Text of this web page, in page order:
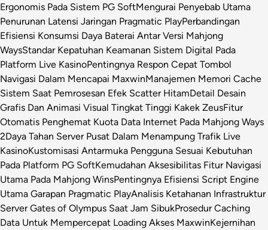
Ergonomis Pada Sistem PG SoftMengurai Penyebab Utama
Penurunan Latensi Jaringan Pragmatic PlayPerbandingan
Efisiensi Konsumsi Daya Baterai Antar Versi Mahjong
WaysStandar Kepatuhan Keamanan Sistem Digital Pada
Platform Live KasinoPentingnya Respon Cepat Tombol
Navigasi Dalam Mencapai MaxwinManajemen Memori Cache
Sistem Saat Pemrosesan Efek Scatter HitamDetail Desain
Grafis Dan Animasi Visual Tingkat Tinggi Kakek ZeusFitur
Otomatis Penghemat Kuota Data Internet Pada Mahjong Ways
2Daya Tahan Server Pusat Dalam Menampung Trafik Live
KasinoKustomisasi Antarmuka Pengguna Sesuai Kebutuhan
Pada Platform PG SoftKemudahan Aksesibilitas Fitur Navigasi
Utama Pada Mahjong WinsPentingnya Efisiensi Script Engine
Utama Garapan Pragmatic PlayAnalisis Ketahanan Infrastruktur
Server Gates of Olympus Saat Jam SibukProsedur Caching
Data Untuk Mempercepat Loading Akses MaxwinKejernihan